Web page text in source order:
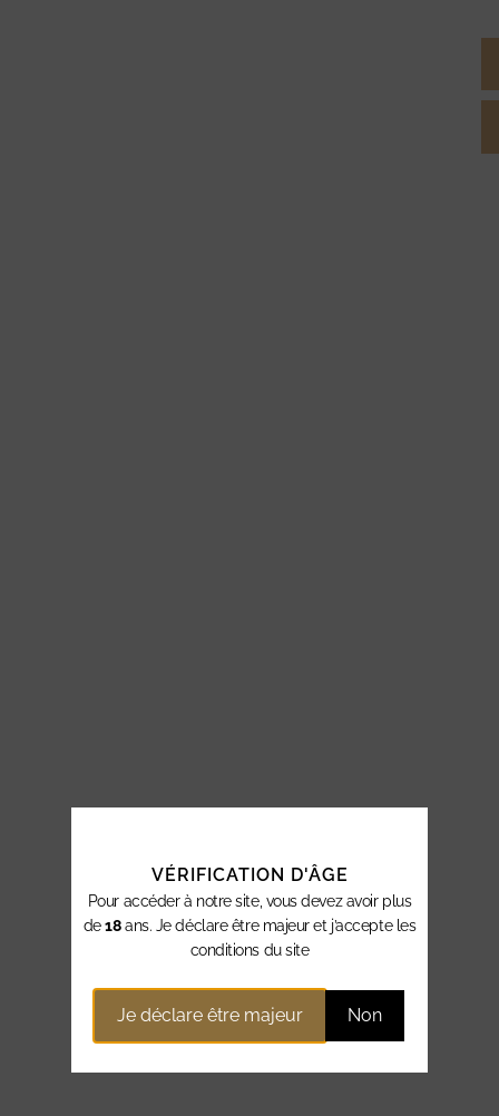
VÉRIFICATION D'ÂGE
Pour accéder à notre site, vous devez avoir plus
de18ans. Je déclare être majeur et j’accepte les
conditions du site
Je déclare être majeur Non